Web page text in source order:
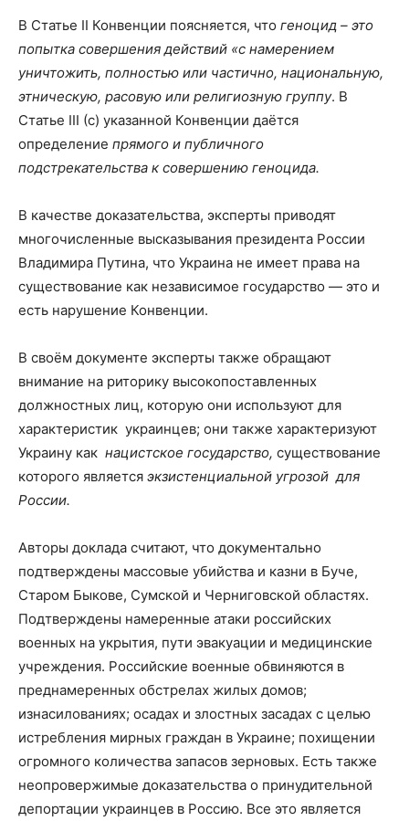
В Статье II Конвенции поясняется, что геноцид – это
попытка совершения действий «с намерением
уничтожить, полностью или частично, национальную,
этническую, расовую или религиозную группу. В
Статье III (с) указанной Конвенции даётся
определение прямого и публичного
подстрекательства к совершению геноцида.
В качестве доказательства, эксперты приводят
многочисленные высказывания президента России
Владимира Путина, что Украина не имеет права на
существование как независимое государство — это и
есть нарушение Конвенции.
В своём документе эксперты также обращают
внимание на риторику высокопоставленных
должностных лиц, которую они используют для
характеристик украинцев; они также характеризуют
Украину как нацистское государство, существование
которого является экзистенциальной угрозой для
России.
Авторы доклада считают, что документально
подтверждены массовые убийства и казни в Буче,
Старом Быкове, Сумской и Черниговской областях.
Подтверждены намеренные атаки российских
военных на укрытия, пути эвакуации и медицинские
учреждения. Российские военные обвиняются в
преднамеренных обстрелах жилых домов;
изнасилованиях; осадах и злостных засадах с целью
истребления мирных граждан в Украине; похищении
огромного количества запасов зерновых. Есть также
неопровержимые доказательства о принудительной
депортации украинцев в Россию. Все это является